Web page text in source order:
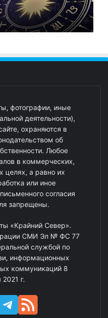
фотографии, иные
деятельности),
охраняются в
об
Любое
в коммерческих,
целях, а равно их
или иное
согласия
запрещены.
«Крайний Север».
СМИ Эл № ФС 77
службой по
информационных
коммуникаций 8
г.